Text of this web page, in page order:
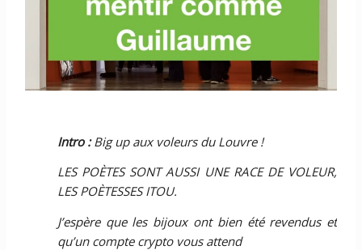
Intro :Big up aux voleurs du Louvre !
LES POÈTES SONT AUSSI UNE RACE DE VOLEUR,
LES POÈTESSES ITOU.
J’espère que les bijoux ont bien été revendus et
qu’un compte crypto vous attend